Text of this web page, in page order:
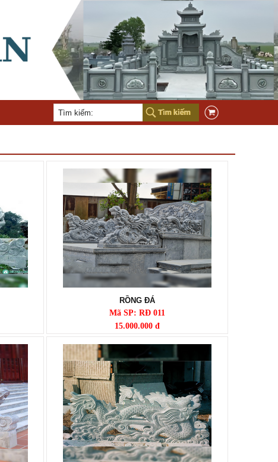
RỒNG ĐÁ
Mã SP: RĐ 011
15.000.000 đ